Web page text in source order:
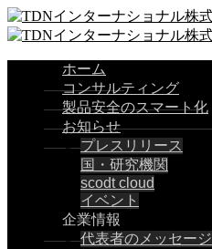
ホーム
コンサルティング
製品安全のスマート化
お知らせ
プレスリリース
国・研究機関
scodt cloud
イベント
企業情報
代表者のメッセージ